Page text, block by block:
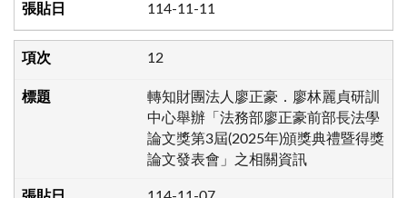
114-11-11
12
轉知財團法人廖正豪．廖林麗貞研訓
中心舉辦「法務部廖正豪前部長法學
論文獎第3屆(2025年)頒獎典禮暨得獎
論文發表會」之相關資訊